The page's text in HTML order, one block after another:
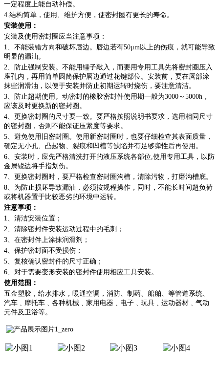
一定程度上能自动补偿。
4.结构简单，使用、维护方便，使密封圈有更长的寿命。
安装使用：
安装及使用密封圈应当注意事项：
1、不能装错方向和破坏唇边。唇边若有50μm以上的伤痕，就可能导致
明显的漏油。
2、防止强制安装。不能用锤子敲入，而要用专用工具先将密封圈压入
座孔内，再用简单圆筒保护唇边通过花键部位。安装前，要在唇部涂
抹些润滑油，以便于安装并防止初期运转时烧伤，要注意清洁。
3、防止超期使用。动密封的橡胶密封件使用期一般为3000～5000h，
应该及时更换新的密封圈。
4、更换密封圈的尺寸要一致。要严格按照说明书要求，选用相同尺寸
的密封圈，否则不能保证压紧度等要求。
5、避免使用旧密封圈。使用新密封圈时，也要仔细检查其表面质量，
确定无小孔、凸起物、裂痕和凹槽等缺陷并有足够弹性后再使用。
6、安装时，应先严格清洗打开的液压系统各部位,使用专用工具，以防
金属锐边将手指划伤。
7、更换密封圈时，要严格检查密封圈沟槽，清除污物，打磨沟槽底。
8、为防止损坏导致漏油，必须按规程操作，同时，不能长时间超负荷
或将机器置于比较恶劣的环境中运转。
注意事项：
1、清洁安装位置；
2、清除密封件安装运动过程中的毛刺；
3、在密封件上涂抹润滑剂；
4、保护密封面不受损伤；
5、复核确认密封件的尺寸正确；
6、对于需要变形安装的密封件使用相应工具安装。
使用范围：
五金塑胶，给水排水，暖通空调，消防、制药、船舶、等管道系统、
汽车﹑摩托车﹑各种机械﹑家用电器﹑电子﹑玩具﹑运动器材﹑气动
元件及卫浴等。